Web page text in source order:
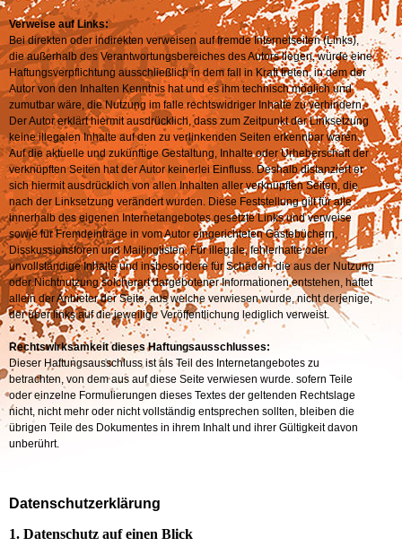
Verweise auf Links:
Bei direkten oder indirekten verweisen auf fremde Internetseiten (Links),
die außerhalb des Verantwortungsbereiches des Autors liegen, würde eine
Haftungsverpflichtung ausschließlich in dem fall in Kraft treten, in dem der
Autor von den Inhalten Kenntnis hat und es ihm technisch möglich und
zumutbar wäre, die Nutzung im falle rechtswidriger Inhalte zu verhindern.
Der Autor erklärt hiermit ausdrücklich, dass zum Zeitpunkt der Linksetzung
keine illegalen Inhalte auf den zu verlinkenden Seiten erkennbar waren.
Auf die aktuelle und zukünftige Gestaltung, Inhalte oder Urheberschaft der
verknüpften Seiten hat der Autor keinerlei Einfluss. Deshalb distanziert er
sich hiermit ausdrücklich von allen Inhalten aller verknüpften Seiten, die
nach der Linksetzung verändert wurden. Diese Feststellung gilt für alle
innerhalb des eigenen Internetangebotes gesetzte Links und verweise
sowie für Fremdeinträge in vom Autor eingerichteten Gästebüchern,
Disskussionsforen und Mailinglisten. Für illegale, fehlerhafte oder
unvollständige Inhalte und insbesondere für Schäden, die aus der Nutzung
oder Nichtnutzung solcherart dargebotener Informationen entstehen, haftet
allein der Anbieter der Seite, aus welche verwiesen wurde, nicht derjenige,
der über links auf die jeweilige Veröffentlichung lediglich verweist.
Rechtswirksamkeit dieses Haftungsausschlusses:
Dieser Haftungsausschluss ist als Teil des Internetangebotes zu
betrachten, von dem aus auf diese Seite verwiesen wurde. sofern Teile
oder einzelne Formulierungen dieses Textes der geltenden Rechtslage
nicht, nicht mehr oder nicht vollständig entsprechen sollten, bleiben die
übrigen Teile des Dokumentes in ihrem Inhalt und ihrer Gültigkeit davon
unberührt.
Datenschutzerklärung
1. Datenschutz auf einen Blick